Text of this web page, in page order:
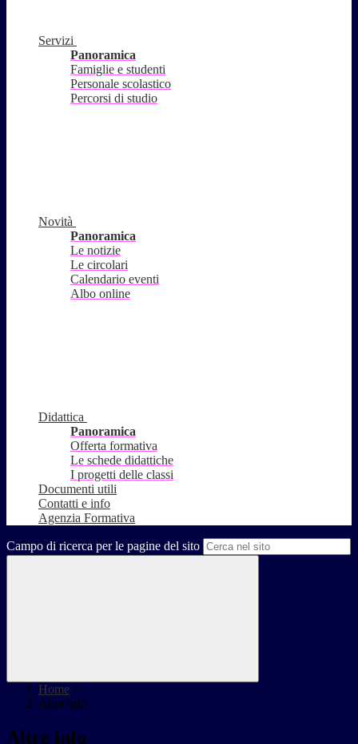
Servizi
Panoramica
Famiglie e studenti
Personale scolastico
Percorsi di studio
Novità
Panoramica
Le notizie
Le circolari
Calendario eventi
Albo online
Didattica
Panoramica
Offerta formativa
Le schede didattiche
I progetti delle classi
Documenti utili
Contatti e info
Agenzia Formativa
Campo di ricerca per le pagine del sito
Home >
Altre info
Altre info